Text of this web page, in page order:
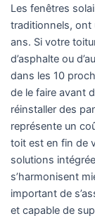
Les fenêtres
traditionnels, ont
ans. Si votre
d’asphalte ou
dans les 10
de le faire avant
réinstaller des
représente un
toit est en fin de
solutions
s’harmonisent
important de
et capable de